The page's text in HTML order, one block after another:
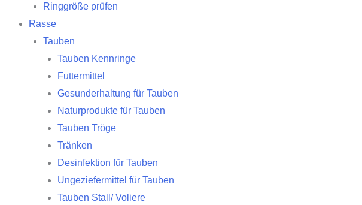
Ringgröße prüfen
Rasse
Tauben
Tauben Kennringe
Futtermittel
Gesunderhaltung für Tauben
Naturprodukte für Tauben
Tauben Tröge
Tränken
Desinfektion für Tauben
Ungeziefermittel für Tauben
Tauben Stall/ Voliere